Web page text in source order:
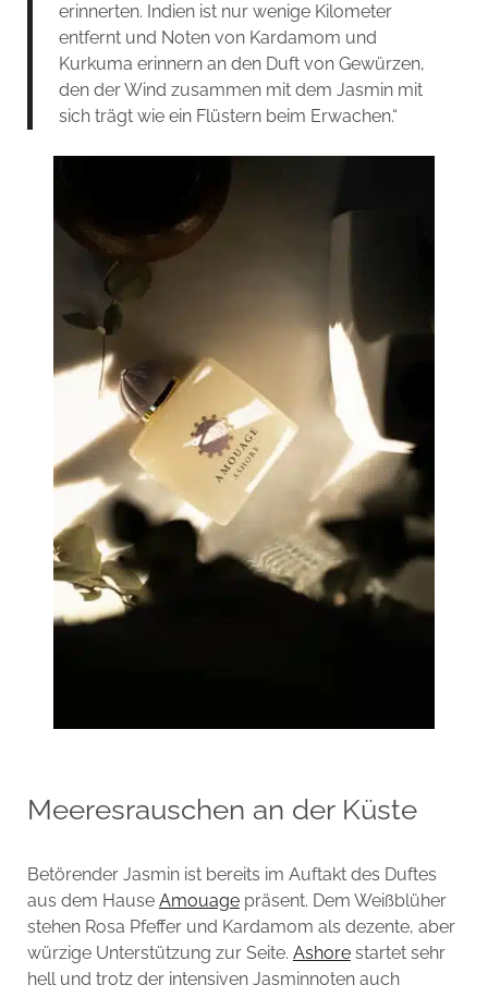
erinnerten. Indien ist nur wenige Kilometer
entfernt und Noten von Kardamom und
Kurkuma erinnern an den Duft von Gewürzen,
den der Wind zusammen mit dem Jasmin mit
sich trägt wie ein Flüstern beim Erwachen.“
Meeresrauschen an der Küste
Betörender Jasmin ist bereits im Auftakt des Duftes
aus dem Hause Amouagepräsent. Dem Weißblüher
stehen Rosa Pfeffer und Kardamom als dezente, aber
würzige Unterstützung zur Seite. Ashorestartet sehr
hell und trotz der intensiven Jasminnoten auch